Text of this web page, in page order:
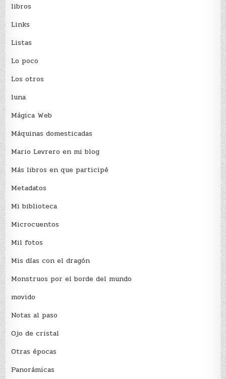
libros
Links
Listas
Lo poco
Los otros
luna
Mágica Web
Máquinas domesticadas
Mario Levrero en mi blog
Más libros en que participé
Metadatos
Mi biblioteca
Microcuentos
Mil fotos
Mis días con el dragón
Monstruos por el borde del mundo
movido
Notas al paso
Ojo de cristal
Otras épocas
Panorámicas